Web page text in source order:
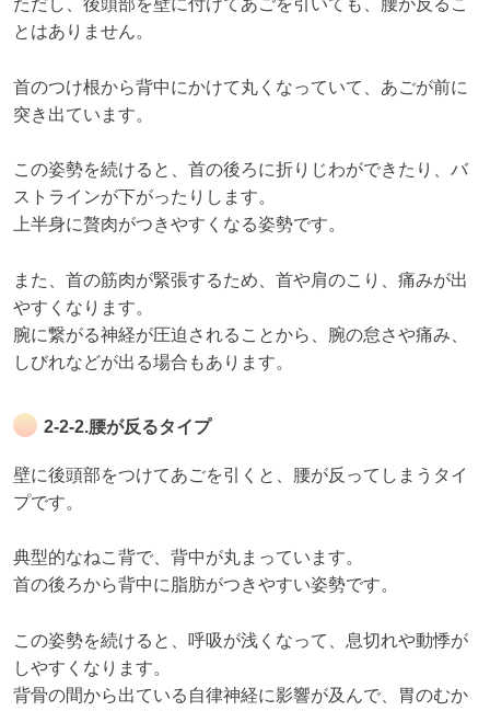
ただし、後頭部を壁に付けてあごを引いても、腰が反るこ
とはありません。
首のつけ根から背中にかけて丸くなっていて、あごが前に
突き出ています。
この姿勢を続けると、首の後ろに折りじわができたり、バ
ストラインが下がったりします。
上半身に贅肉がつきやすくなる姿勢です。
また、首の筋肉が緊張するため、首や肩のこり、痛みが出
やすくなります。
腕に繋がる神経が圧迫されることから、腕の怠さや痛み、
しびれなどが出る場合もあります。
2-2-2.腰が反るタイプ
壁に後頭部をつけてあごを引くと、腰が反ってしまうタイ
プです。
典型的なねこ背で、背中が丸まっています。
首の後ろから背中に脂肪がつきやすい姿勢です。
この姿勢を続けると、呼吸が浅くなって、息切れや動悸が
しやすくなります。
背骨の間から出ている自律神経に影響が及んで、胃のむか